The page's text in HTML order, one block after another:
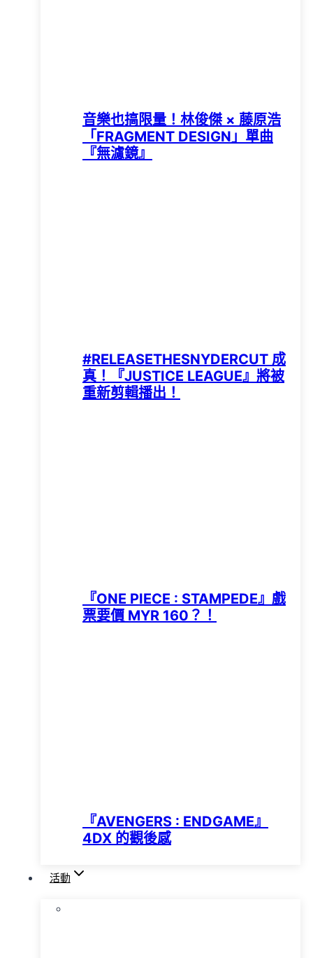
音樂也搞限量！林俊傑 × 藤原浩
「FRAGMENT DESIGN」單曲
『無濾鏡』
#RELEASETHESNYDERCUT 成
真！『JUSTICE LEAGUE』將被
重新剪輯播出！
『ONE PIECE : STAMPEDE』戲
票要價 MYR 160？！
『AVENGERS : ENDGAME』
4DX 的觀後感
活動